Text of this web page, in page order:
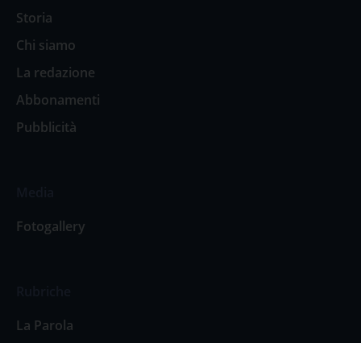
Storia
Chi siamo
La redazione
Abbonamenti
Pubblicità
Fotogallery
La Parola